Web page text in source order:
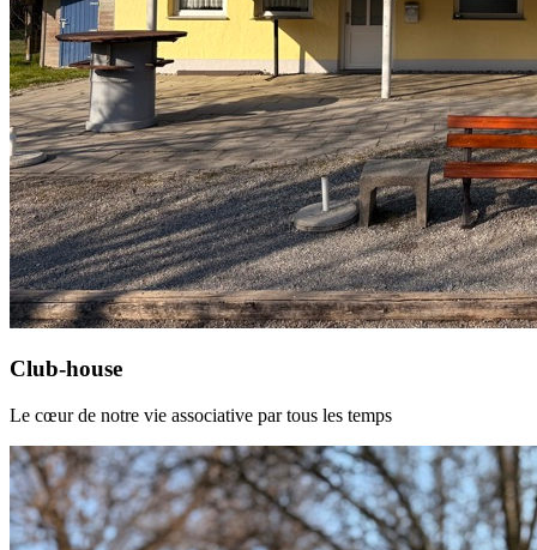
Club-house
Le cœur de notre vie associative par tous les temps